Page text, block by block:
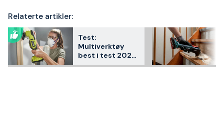
Relaterte artikler:
Test:
Multiverktøy
best i test 2026
– 3